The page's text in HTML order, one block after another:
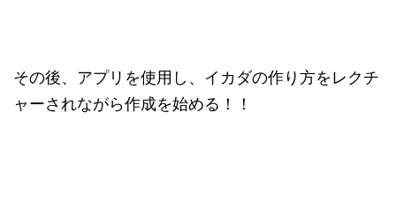
その後、アプリを使用し、イカダの作り方をレクチ
ャーされながら作成を始める！！